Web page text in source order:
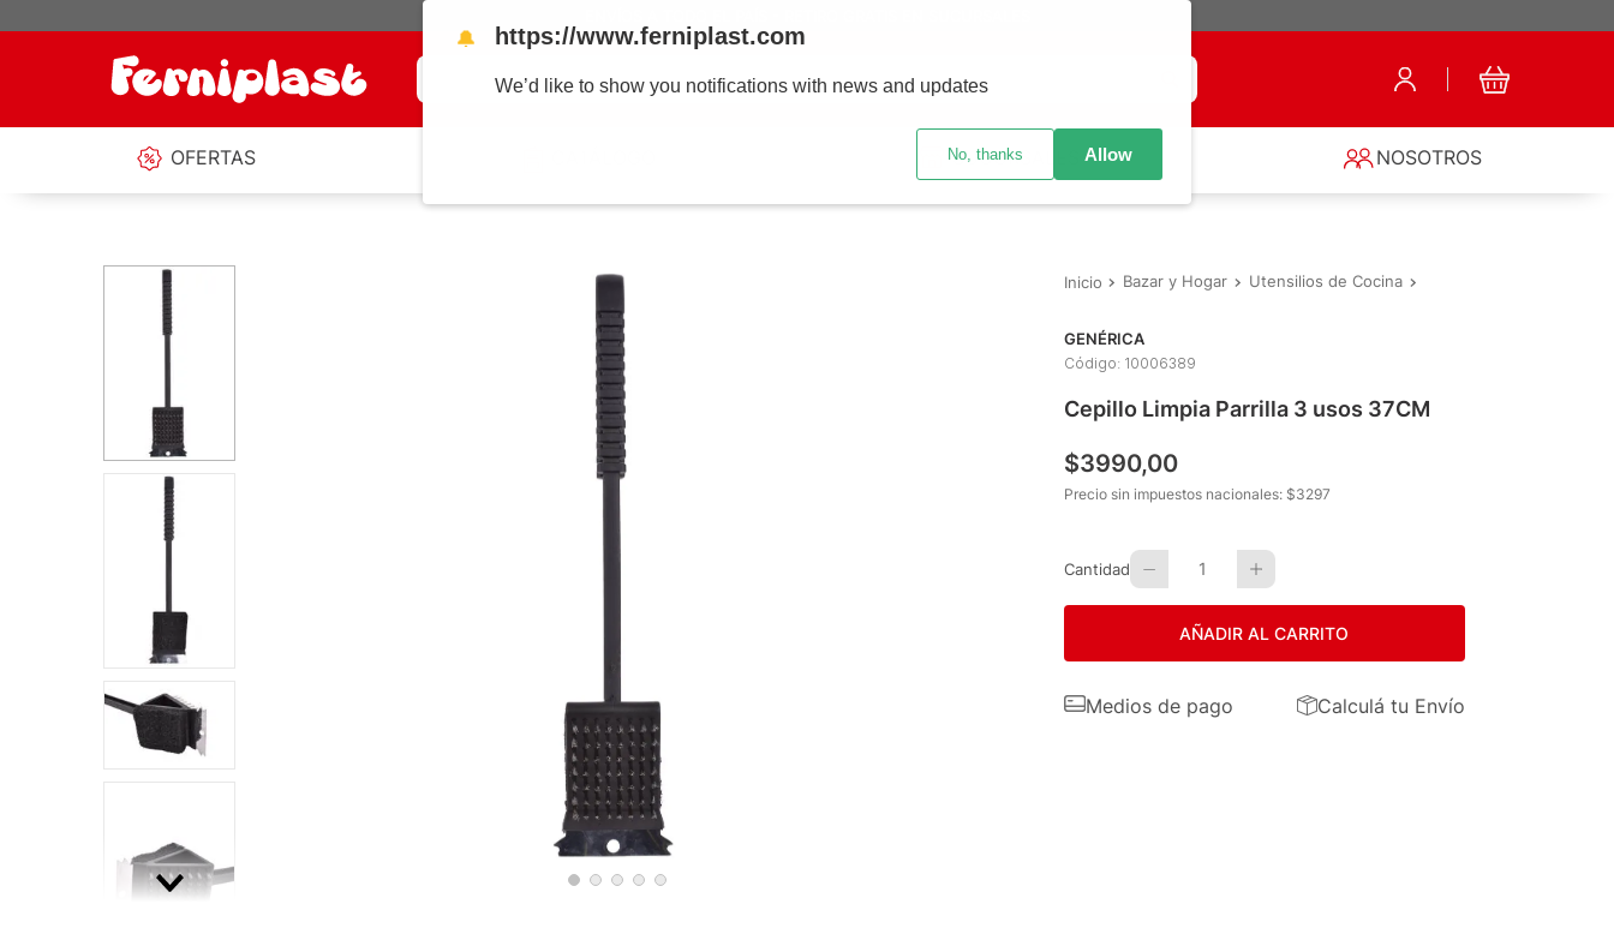
¿Qué estás buscando?
OFERTAS SUCURSALES NOSOTROS
Bazar y Hogar Utensilios de Cocina
GENÉRICA
Código: 10006389
Cepillo Limpia Parrilla 3 usos 37CM
$3990,00
Precio sin impuestos nacionales: $3297
Cantidad 1
AÑADIR AL CARRITO
Medios de pago Calculá tu Envío
🔔 https://www.ferniplast.com
We’d like to show you notifications with news and updates
No, thanks Allow